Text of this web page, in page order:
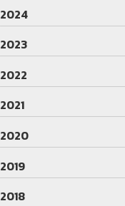
2024
2023
2022
2021
2020
2019
2018